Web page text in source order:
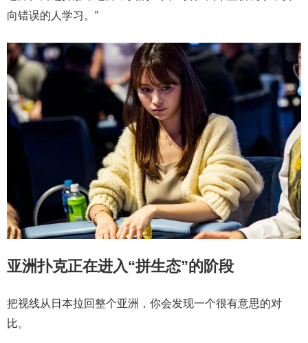
向错误的人学习。”
亚洲扑克正在进入“拼生态”的阶段
把视线从日本拉回整个亚洲，你会发现一个很有意思的对
比。